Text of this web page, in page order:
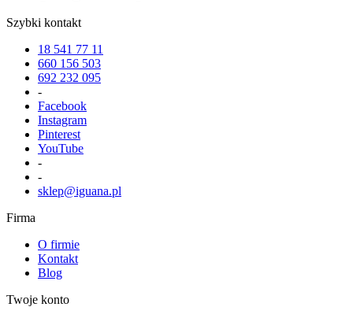
Szybki kontakt
18 541 77 11
660 156 503
692 232 095
-
Facebook
Instagram
Pinterest
YouTube
-
-
sklep@iguana.pl
Firma
O firmie
Kontakt
Blog
Twoje konto